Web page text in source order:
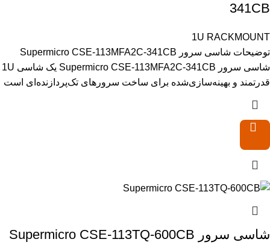
341CB
1U RACKMOUNT
توضیحات شاسی سرور Supermicro CSE-113MFA2C-341CB
شاسی سرور Supermicro CSE-113MFA2C-341CB یک شاسی 1U
قدرتمند و بهینه‌سازی‌شده برای ساخت سرورهای تک‌پردازنده‌ای است
شاسی سرور Supermicro CSE-113TQ-600CB